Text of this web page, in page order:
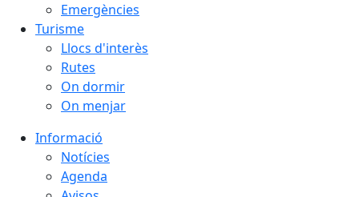
Emergències
Turisme
Llocs d'interès
Rutes
On dormir
On menjar
Informació
Notícies
Agenda